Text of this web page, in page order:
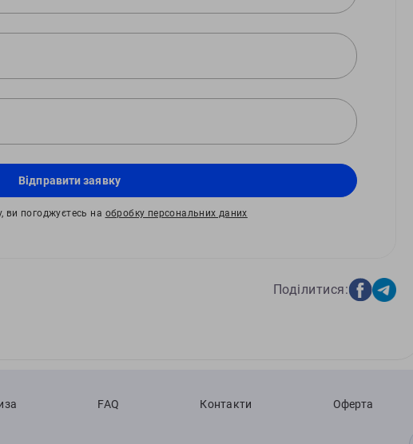
Відправити заявку
ви погоджуєтесь на обробку персональних даних
Поділитися:
FAQ Контакти Оферта